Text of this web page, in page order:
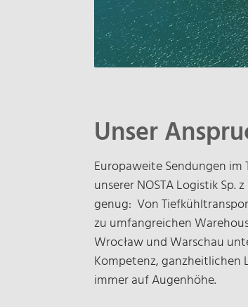
Unser
Europaweite Sendungen
unserer NOSTA Logistik Sp.
genug: Von
zu umfangreichen
Wrocław und Warschau
Kompetenz, ganzheitlichen
immer auf Augenhöhe.